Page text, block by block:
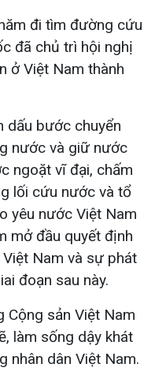
đi tìm đường cứu
đã chủ trì hội nghị
ở Việt Nam thành
dấu bước chuyển
nước và giữ nước
ngoặt vĩ đại, chấm
lối cứu nước và tổ
yêu nước Việt Nam
mở đầu quyết định
Nam và sự phát
đoạn sau này.
Cộng sản Việt Nam
làm sống dậy khát
nhân dân Việt Nam.